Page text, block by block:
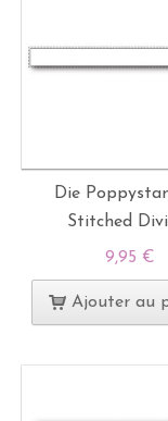
Die
Stitched
9,95 €
Ajouter au